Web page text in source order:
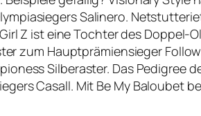
Salinero.
Z ist eine Tochter des Doppel-
zum Hauptprämiensieger
Silberaster. Das Pedigree
Casall. Mit Be My Baloubet